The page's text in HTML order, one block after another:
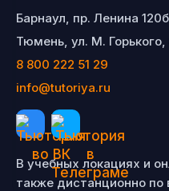
Барнаул, пр. Ленина 120б
Тюмень, ул. М. Горького,
8 800 222 51 29
info@tutoriya.ru
В учебных локациях и
также дистанционно по